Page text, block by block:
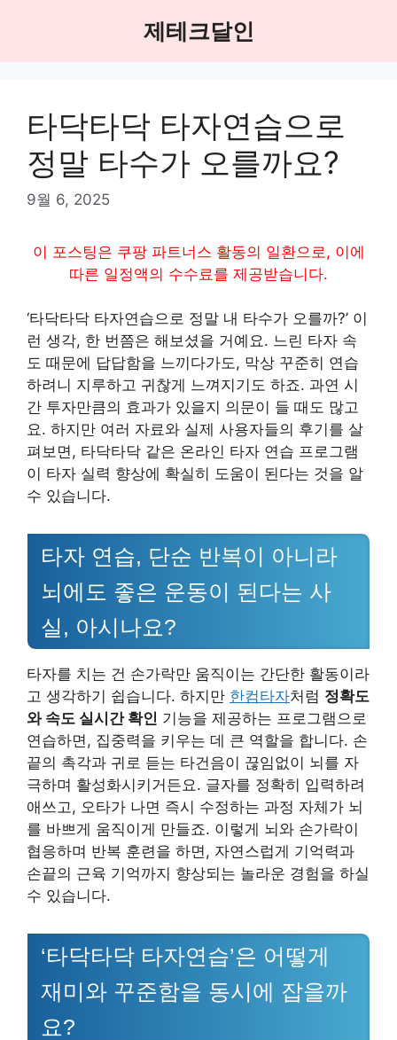
제테크달인
타닥타닥 타자연습으로
정말 타수가 오를까요?
9월 6, 2025
이 포스팅은 쿠팡 파트너스 활동의 일환으로, 이에
따른 일정액의 수수료를 제공받습니다.
‘타닥타닥 타자연습으로 정말 내 타수가 오를까?’ 이
런 생각, 한 번쯤은 해보셨을 거예요. 느린 타자 속
도 때문에 답답함을 느끼다가도, 막상 꾸준히 연습
하려니 지루하고 귀찮게 느껴지기도 하죠. 과연 시
간 투자만큼의 효과가 있을지 의문이 들 때도 많고
요. 하지만 여러 자료와 실제 사용자들의 후기를 살
펴보면, 타닥타닥 같은 온라인 타자 연습 프로그램
이 타자 실력 향상에 확실히 도움이 된다는 것을 알
수 있습니다.
타자 연습, 단순 반복이 아니라
뇌에도 좋은 운동이 된다는 사
실, 아시나요?
타자를 치는 건 손가락만 움직이는 간단한 활동이라
고 생각하기 쉽습니다. 하지만 한컴타자처럼 정확도
와 속도 실시간 확인 기능을 제공하는 프로그램으로
연습하면, 집중력을 키우는 데 큰 역할을 합니다. 손
끝의 촉각과 귀로 듣는 타건음이 끊임없이 뇌를 자
극하며 활성화시키거든요. 글자를 정확히 입력하려
애쓰고, 오타가 나면 즉시 수정하는 과정 자체가 뇌
를 바쁘게 움직이게 만들죠. 이렇게 뇌와 손가락이
협응하며 반복 훈련을 하면, 자연스럽게 기억력과
손끝의 근육 기억까지 향상되는 놀라운 경험을 하실
수 있습니다.
‘타닥타닥 타자연습’은 어떻게
재미와 꾸준함을 동시에 잡을까
요?